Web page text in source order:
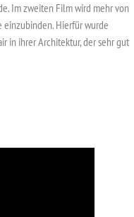
Im zweiten Film wird mehr von
Hierfür wurde
in ihrer Architektur, der sehr gut